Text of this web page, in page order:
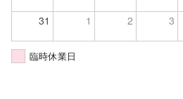
31 1 2 3
臨時休業日